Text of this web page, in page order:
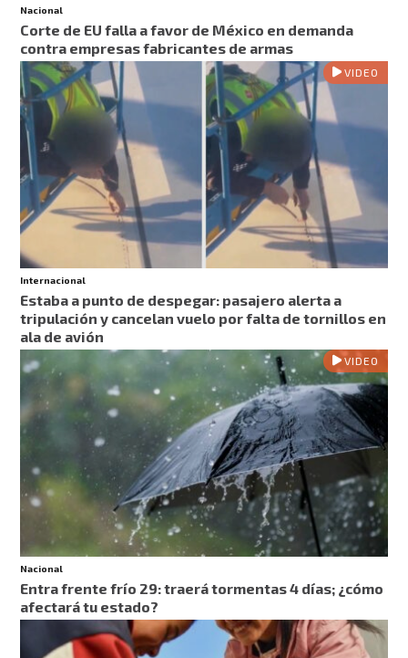
Nacional
Corte de EU falla a favor de México en demanda
contra empresas fabricantes de armas
VIDEO
Internacional
Estaba a punto de despegar: pasajero alerta a
tripulación y cancelan vuelo por falta de tornillos en
ala de avión
VIDEO
Nacional
Entra frente frío 29: traerá tormentas 4 días; ¿cómo
afectará tu estado?